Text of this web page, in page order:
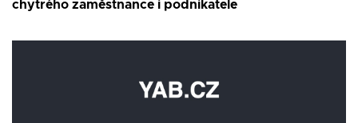
chytrého zaměstnance i podnikatele